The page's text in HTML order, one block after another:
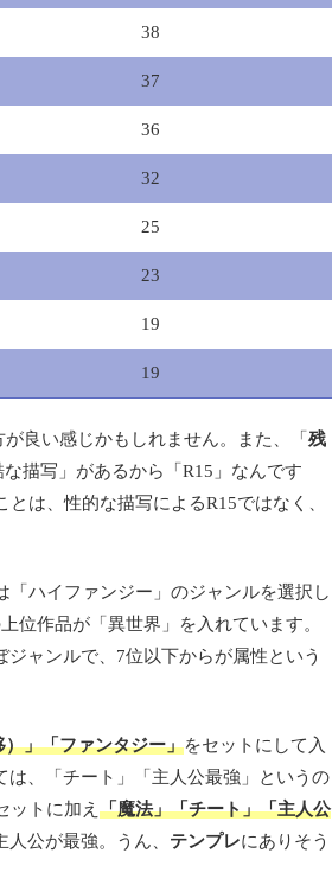
38
37
36
32
25
23
19
19
良い感じかもしれません。また、「 残
描写」があるから「R15」なんです
は、性的な描写によるR15ではなく、
ハイファンジー」のジャンルを選択し
位作品が「異世界」を入れています。
ャンルで、7位以下からが属性という
」「ファンタジー」をセットにして入
、「チート」「主人公最強」というの
ットに加え 「魔法」「チート」「主人公
公が最強。うん、 テンプレにありそう